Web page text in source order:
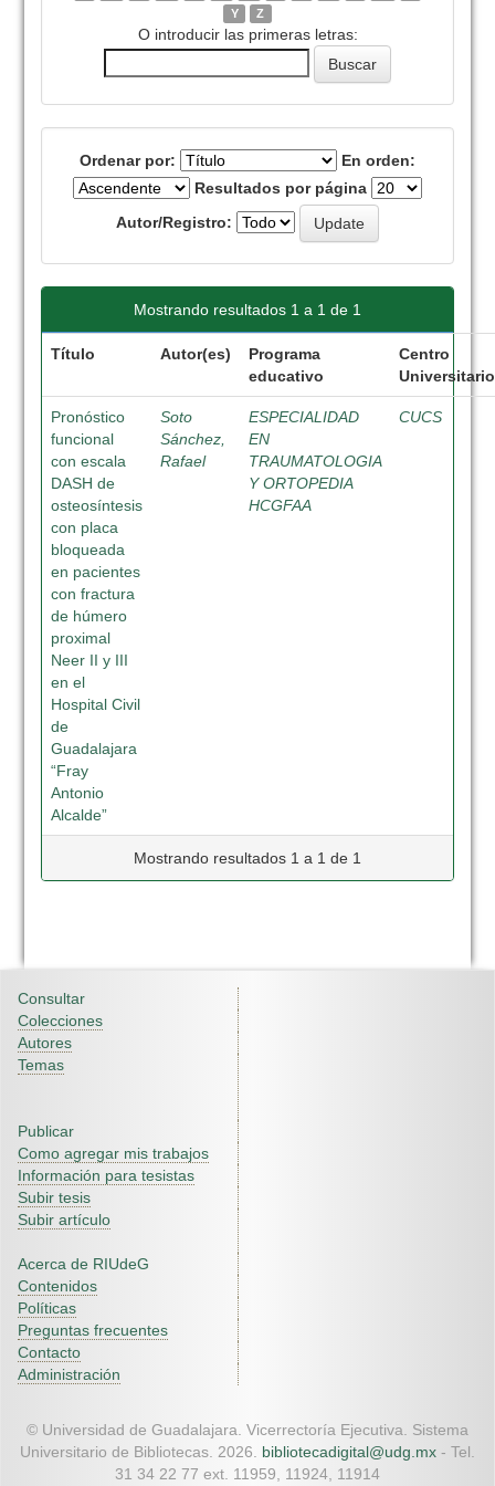
Y
Z
O introducir las primeras letras:
Ordenar por:
En orden:
Resultados por página
Autor/Registro:
Mostrando resultados 1 a 1 de 1
Título Autor(es)
Programa
educativo
Centro
Universitario
Pronóstico
funcional
con escala
DASH de
osteosíntesis
con placa
bloqueada
en pacientes
con fractura
de húmero
proximal
Neer II y III
en el
Hospital Civil
de
Guadalajara
“Fray
Antonio
Alcalde”
Soto
Sánchez,
Rafael
ESPECIALIDAD
EN
TRAUMATOLOGIA
Y ORTOPEDIA
HCGFAA
CUCS
Mostrando resultados 1 a 1 de 1
Consultar
Colecciones
Autores
Temas
Publicar
Como agregar mis trabajos
Información para tesistas
Subir tesis
Subir artículo
Acerca de RIUdeG
Contenidos
Políticas
Preguntas frecuentes
Contacto
Administración
© Universidad de Guadalajara. Vicerrectoría Ejecutiva. Sistema
Universitario de Bibliotecas. 2026. bibliotecadigital@udg.mx - Tel.
31 34 22 77 ext. 11959, 11924, 11914